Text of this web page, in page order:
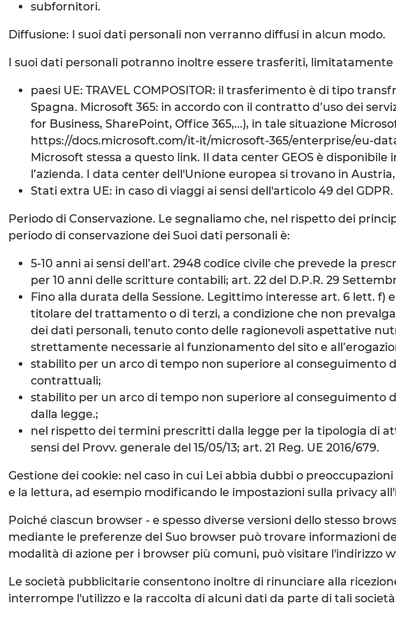
subfornitori.
Diffusione: I suoi dati personali non verranno diffusi in alcun modo.
I suoi dati personali potranno inoltre essere trasferiti,
paesi UE: TRAVEL COMPOSITOR: il trasferimento è di tipo
Spagna. Microsoft 365: in accordo con il contratto d’uso dei
for Business, SharePoint, Office 365,...), in tale situazione
https://docs.microsoft.com/it-it/microsoft-365/enterprise/eu-
Microsoft stessa a questo link. Il data center GEOS è
l’azienda. I data center dell'Unione europea si trovano in
Stati extra UE: in caso di viaggi ai sensi dell'articolo 49 del GDPR.
Periodo di Conservazione. Le segnaliamo che, nel rispetto dei
periodo di conservazione dei Suoi dati personali è:
5-10 anni ai sensi dell’art. 2948 codice civile che prevede la
per 10 anni delle scritture contabili; art. 22 del D.P.R. 29
Fino alla durata della Sessione. Legittimo interesse art. 6 lett.
titolare del trattamento o di terzi, a condizione che non
dei dati personali, tenuto conto delle ragionevoli aspettative
strettamente necessarie al funzionamento del sito e
stabilito per un arco di tempo non superiore al conseguimento
contrattuali;
stabilito per un arco di tempo non superiore al
dalla legge.;
nel rispetto dei termini prescritti dalla legge per la tipologia di
sensi del Provv. generale del 15/05/13; art. 21 Reg. UE 2016/679.
Gestione dei cookie: nel caso in cui Lei abbia dubbi o
e la lettura, ad esempio modificando le impostazioni sulla privacy
Poiché ciascun browser - e spesso diverse versioni dello stesso
mediante le preferenze del Suo browser può trovare informazioni
modalità di azione per i browser più comuni, può visitare l'indirizzo
Le società pubblicitarie consentono inoltre di rinunciare alla
interrompe l'utilizzo e la raccolta di alcuni dati da parte di tali